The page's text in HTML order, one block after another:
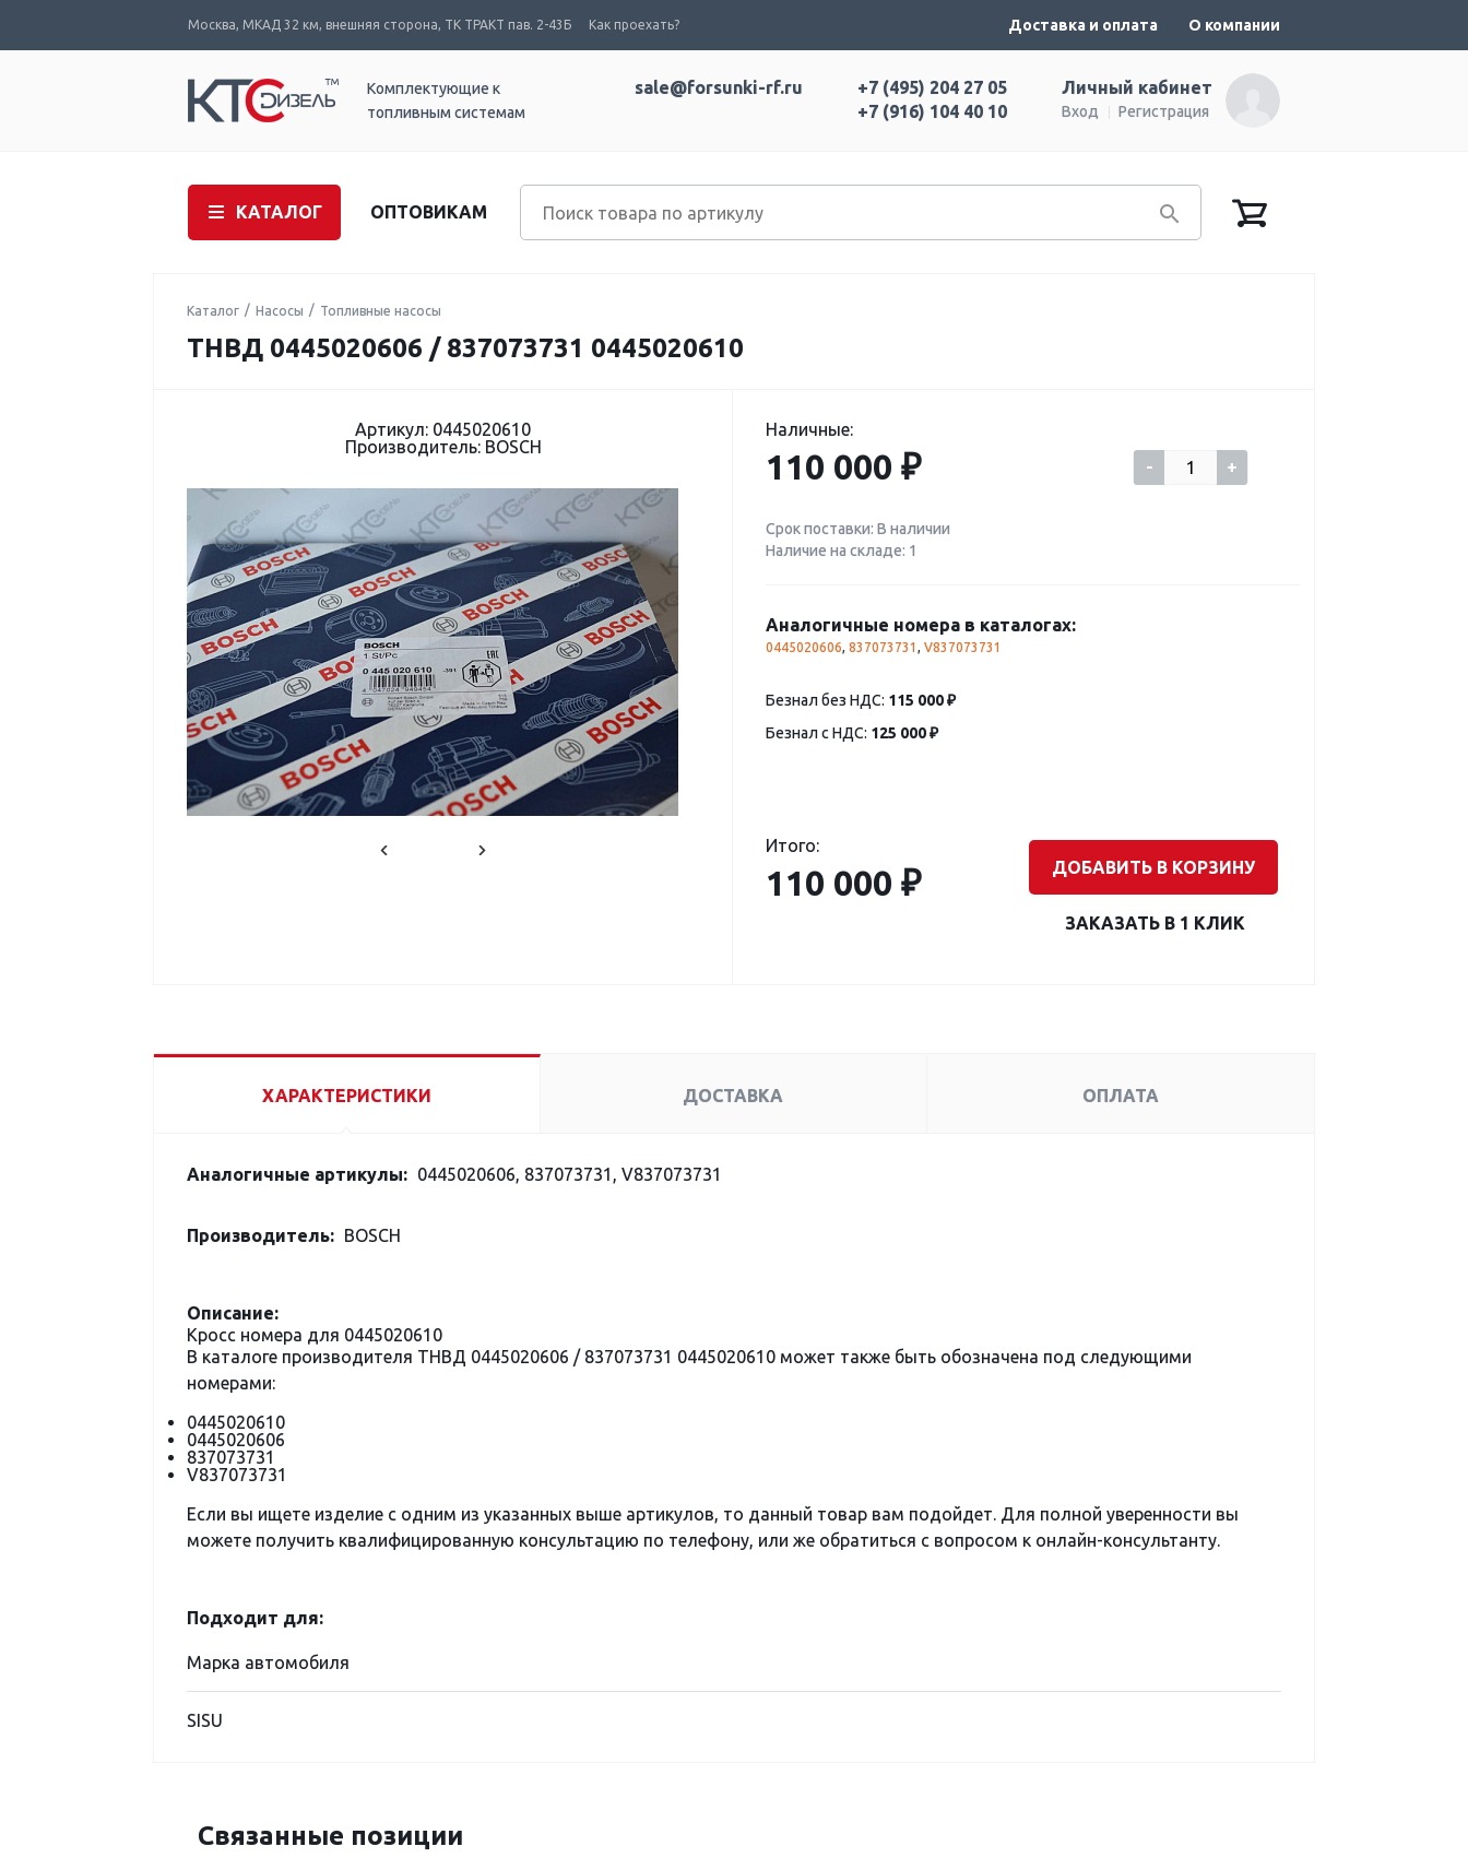
Москва, МКАД 32 км, внешняя сторона, ТК ТРАКТ пав. 2-43Б Как проехать? Доставка и оплата О компании
Комплектующие к
топливным системам
Личный кабинет
Вход Регистрация
+7 (495) 204 27 05
+7 (916) 104 40 10
sale@forsunki-rf.ru
КАТАЛОГ ОПТОВИКАМ
Каталог Насосы Топливные насосы
ТНВД 0445020606 / 837073731 0445020610
Артикул: 0445020610
Производитель: BOSCH
Наличные:
110 000 ₽ - +
Срок поставки: В наличии
Наличие на складе: 1
Аналогичные номера в каталогах:
0445020606, 837073731 , V837073731
Безнал без НДС: 115 000 ₽
Безнал с НДС: 125 000 ₽
Итого:
110 000 ₽ ДОБАВИТЬ В КОРЗИНУ
ЗАКАЗАТЬ В 1 КЛИК
ХАРАКТЕРИСТИКИ ДОСТАВКА ОПЛАТА
Аналогичные артикулы: 0445020606, 837073731, V837073731
Производитель: BOSCH
Описание:
Кросс номера для 0445020610
В каталоге производителя ТНВД 0445020606 / 837073731 0445020610 может также быть обозначена под следующими
номерами:
0445020610
0445020606
837073731
V837073731
Если вы ищете изделие с одним из указанных выше артикулов, то данный товар вам подойдет. Для полной уверенности вы
можете получить квалифицированную консультацию по телефону, или же обратиться с вопросом к онлайн-консультанту.
Подходит для:
Марка автомобиля
SISU
Связанные позиции